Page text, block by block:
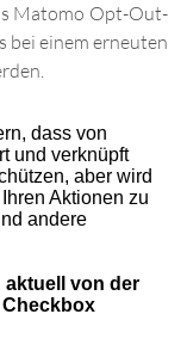
Matomo Opt-Out-
bei einem erneuten